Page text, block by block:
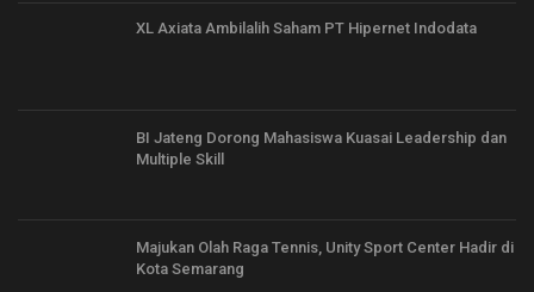
XL Axiata Ambilalih Saham PT Hipernet Indodata
BI Jateng Dorong Mahasiswa Kuasai Leadership dan
Multiple Skill
Majukan Olah Raga Tennis, Unity Sport Center Hadir di
Kota Semarang